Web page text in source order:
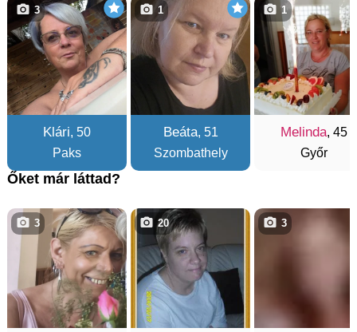
Klári, 50
Paks
3
Beáta, 51
Szombathely
1
Melinda, 45
Győr
1
Őket már láttad?
3 20 3